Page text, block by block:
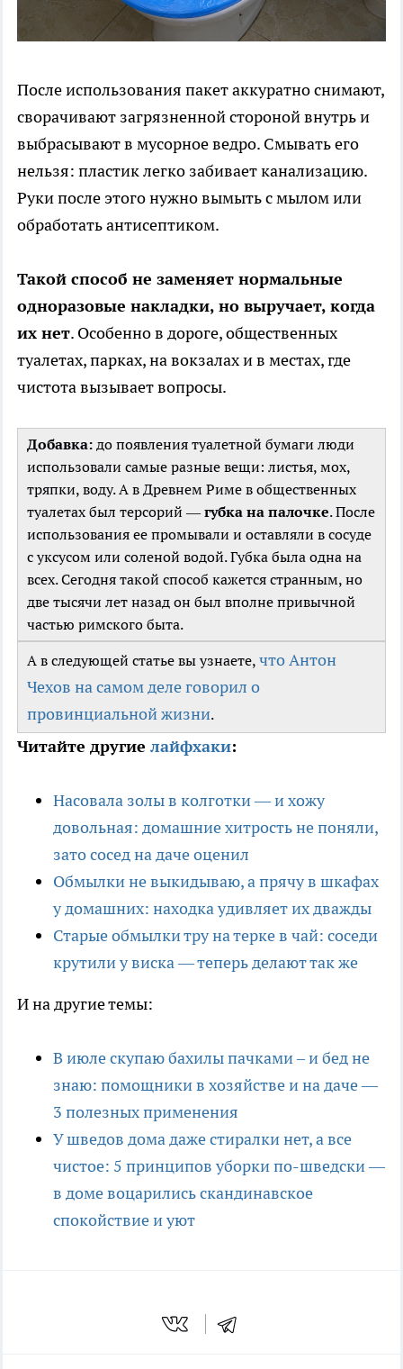
После использования пакет аккуратно снимают,
сворачивают загрязненной стороной внутрь и
выбрасывают в мусорное ведро. Смывать его
нельзя: пластик легко забивает канализацию.
Руки после этого нужно вымыть с мылом или
обработать антисептиком.
Такой способ не заменяет нормальные
одноразовые накладки, но выручает, когда
их нет. Особенно в дороге, общественных
туалетах, парках, на вокзалах и в местах, где
чистота вызывает вопросы.
Добавка: до появления туалетной бумаги люди
использовали самые разные вещи: листья, мох,
тряпки, воду. А в Древнем Риме в общественных
туалетах был терсорий — губка на палочке. После
использования ее промывали и оставляли в сосуде
с уксусом или соленой водой. Губка была одна на
всех. Сегодня такой способ кажется странным, но
две тысячи лет назад он был вполне привычной
частью римского быта.
А в следующей статье вы узнаете, что Антон
Чехов на самом деле говорил о
провинциальной жизни.
Читайте другие лайфхаки:
Насовала золы в колготки — и хожу
довольная: домашние хитрость не поняли,
зато сосед на даче оценил
Обмылки не выкидываю, а прячу в шкафах
у домашних: находка удивляет их дважды
Старые обмылки тру на терке в чай: соседи
крутили у виска — теперь делают так же
И на другие темы:
В июле скупаю бахилы пачками – и бед не
знаю: помощники в хозяйстве и на даче —
3 полезных применения
У шведов дома даже стиралки нет, а все
чистое: 5 принципов уборки по-шведски —
в доме воцарились скандинавское
спокойствие и уют